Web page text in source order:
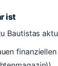
ist
Bautistas